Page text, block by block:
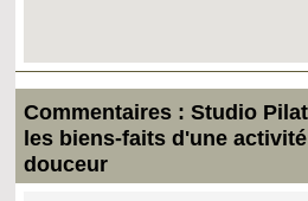
Commentaires : Studio
les biens-faits d'une
douceur